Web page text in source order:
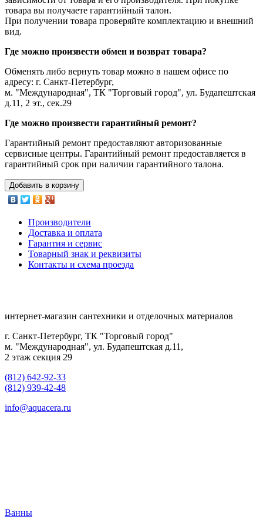
товара вы получаете гарантийный талон.
При получении товара проверяйте комплектацию и внешний
вид.
Где можно произвести обмен и возврат товара?
Обменять либо вернуть товар можно в нашем офисе по
адресу: г. Санкт-Петербург,
м. "Международная", ТК "Торговый город", ул. Будапештская
д.11, 2 эт., сек.29
Где можно произвести гарантийный ремонт?
Гарантийный ремонт предоставляют авторизованные
сервисные центры. Гарантийный ремонт предоставляется в
гарантийный срок при наличии гарантийного талона.
Добавить в корзину
Производители
Доставка и оплата
Гарантия и сервис
Товарный знак и реквизиты
Контакты и схема проезда
интернет-магазин сантехники и отделочных материалов
г. Санкт-Петербург, ТК "Торговый город"
м. "Международная", ул. Будапештская д.11,
2 этаж секция 29
(812) 642-92-33
(812) 939-42-48
info@aquacera.ru
Ванны